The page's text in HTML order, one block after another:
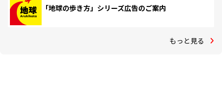
「地球の歩き方」シリーズ広告のご案内
もっと見る